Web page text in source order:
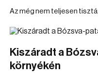
Az még nem teljesen
Kiszáradt a
környékén